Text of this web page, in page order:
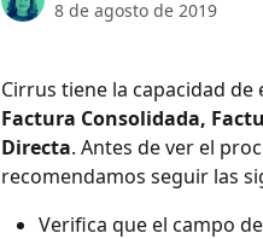
8 de agosto de 2019
Cirrus tiene la capacidad
Factura Consolidada,
Directa. Antes de ver el
recomendamos seguir las
Verifica que el campo